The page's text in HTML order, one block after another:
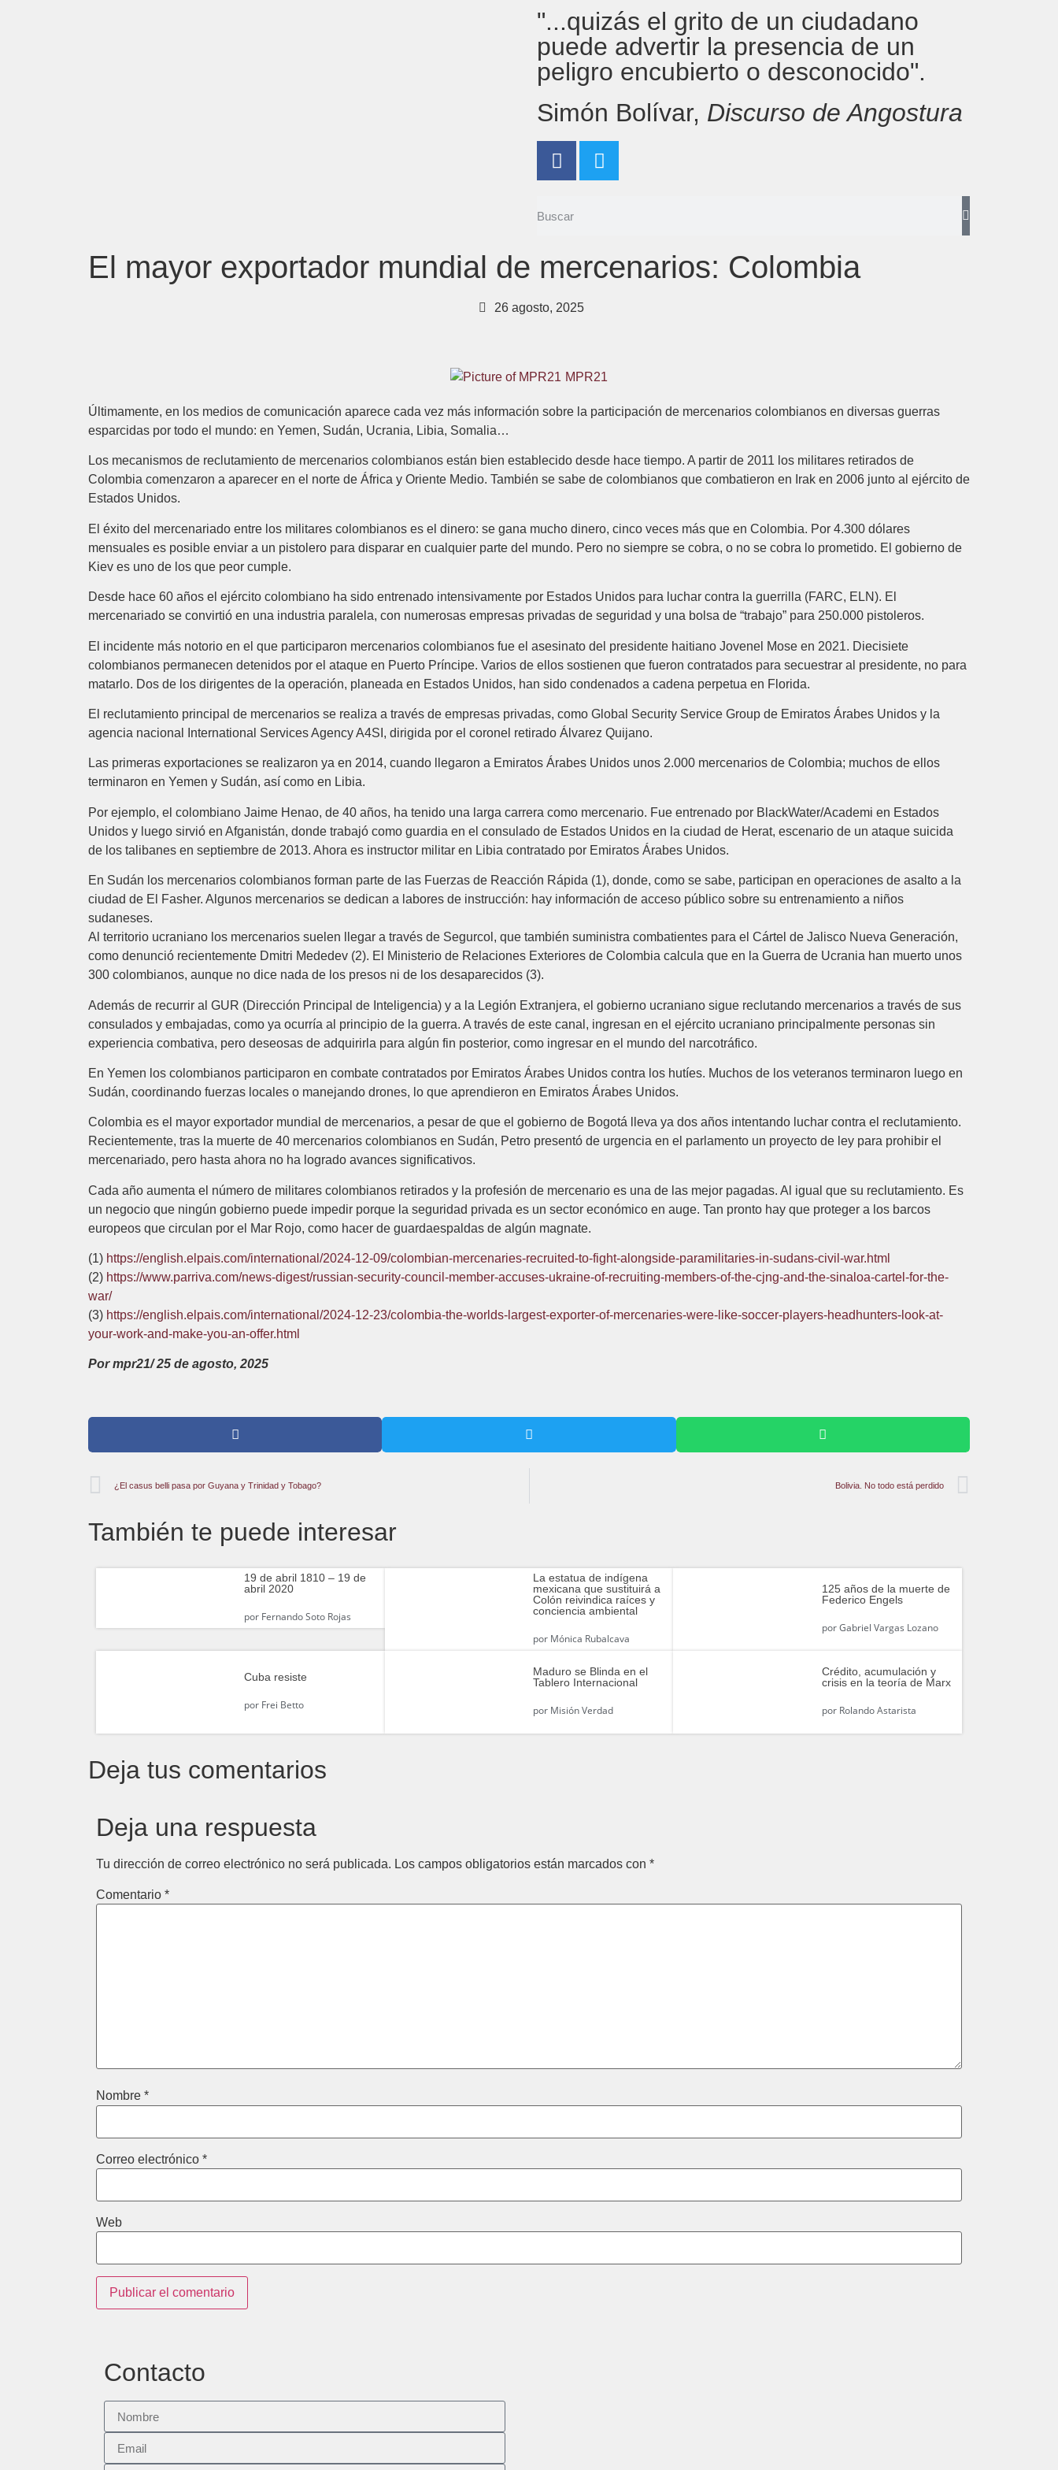
"...quizás el grito de un ciudadano
puede advertir la presencia de un
peligro encubierto o desconocido".
Simón Bolívar, Discurso de Angostura
El mayor exportador mundial de mercenarios: Colombia
26 agosto, 2025
MPR21
Últimamente, en los medios de comunicación aparece cada vez más información sobre la participación de mercenarios colombianos en diversas guerras
esparcidas por todo el mundo: en Yemen, Sudán, Ucrania, Libia, Somalia…
Los mecanismos de reclutamiento de mercenarios colombianos están bien establecido desde hace tiempo. A partir de 2011 los militares retirados de
Colombia comenzaron a aparecer en el norte de África y Oriente Medio. También se sabe de colombianos que combatieron en Irak en 2006 junto al ejército de
Estados Unidos.
El éxito del mercenariado entre los militares colombianos es el dinero: se gana mucho dinero, cinco veces más que en Colombia. Por 4.300 dólares
mensuales es posible enviar a un pistolero para disparar en cualquier parte del mundo. Pero no siempre se cobra, o no se cobra lo prometido. El gobierno de
Kiev es uno de los que peor cumple.
Desde hace 60 años el ejército colombiano ha sido entrenado intensivamente por Estados Unidos para luchar contra la guerrilla (FARC, ELN). El
mercenariado se convirtió en una industria paralela, con numerosas empresas privadas de seguridad y una bolsa de “trabajo” para 250.000 pistoleros.
El incidente más notorio en el que participaron mercenarios colombianos fue el asesinato del presidente haitiano Jovenel Mose en 2021. Diecisiete
colombianos permanecen detenidos por el ataque en Puerto Príncipe. Varios de ellos sostienen que fueron contratados para secuestrar al presidente, no para
matarlo. Dos de los dirigentes de la operación, planeada en Estados Unidos, han sido condenados a cadena perpetua en Florida.
El reclutamiento principal de mercenarios se realiza a través de empresas privadas, como Global Security Service Group de Emiratos Árabes Unidos y la
agencia nacional International Services Agency A4SI, dirigida por el coronel retirado Álvarez Quijano.
Las primeras exportaciones se realizaron ya en 2014, cuando llegaron a Emiratos Árabes Unidos unos 2.000 mercenarios de Colombia; muchos de ellos
terminaron en Yemen y Sudán, así como en Libia.
Por ejemplo, el colombiano Jaime Henao, de 40 años, ha tenido una larga carrera como mercenario. Fue entrenado por BlackWater/Academi en Estados
Unidos y luego sirvió en Afganistán, donde trabajó como guardia en el consulado de Estados Unidos en la ciudad de Herat, escenario de un ataque suicida
de los talibanes en septiembre de 2013. Ahora es instructor militar en Libia contratado por Emiratos Árabes Unidos.
En Sudán los mercenarios colombianos forman parte de las Fuerzas de Reacción Rápida (1), donde, como se sabe, participan en operaciones de asalto a la
ciudad de El Fasher. Algunos mercenarios se dedican a labores de instrucción: hay información de acceso público sobre su entrenamiento a niños
sudaneses.
Al territorio ucraniano los mercenarios suelen llegar a través de Segurcol, que también suministra combatientes para el Cártel de Jalisco Nueva Generación,
como denunció recientemente Dmitri Mededev (2). El Ministerio de Relaciones Exteriores de Colombia calcula que en la Guerra de Ucrania han muerto unos
300 colombianos, aunque no dice nada de los presos ni de los desaparecidos (3).
Además de recurrir al GUR (Dirección Principal de Inteligencia) y a la Legión Extranjera, el gobierno ucraniano sigue reclutando mercenarios a través de sus
consulados y embajadas, como ya ocurría al principio de la guerra. A través de este canal, ingresan en el ejército ucraniano principalmente personas sin
experiencia combativa, pero deseosas de adquirirla para algún fin posterior, como ingresar en el mundo del narcotráfico.
En Yemen los colombianos participaron en combate contratados por Emiratos Árabes Unidos contra los hutíes. Muchos de los veteranos terminaron luego en
Sudán, coordinando fuerzas locales o manejando drones, lo que aprendieron en Emiratos Árabes Unidos.
Colombia es el mayor exportador mundial de mercenarios, a pesar de que el gobierno de Bogotá lleva ya dos años intentando luchar contra el reclutamiento.
Recientemente, tras la muerte de 40 mercenarios colombianos en Sudán, Petro presentó de urgencia en el parlamento un proyecto de ley para prohibir el
mercenariado, pero hasta ahora no ha logrado avances significativos.
Cada año aumenta el número de militares colombianos retirados y la profesión de mercenario es una de las mejor pagadas. Al igual que su reclutamiento. Es
un negocio que ningún gobierno puede impedir porque la seguridad privada es un sector económico en auge. Tan pronto hay que proteger a los barcos
europeos que circulan por el Mar Rojo, como hacer de guardaespaldas de algún magnate.
(1) https://english.elpais.com/international/2024-12-09/colombian-mercenaries-recruited-to-fight-alongside-paramilitaries-in-sudans-civil-war.html
(2) https://www.parriva.com/news-digest/russian-security-council-member-accuses-ukraine-of-recruiting-members-of-the-cjng-and-the-sinaloa-cartel-for-the-
war/
(3) https://english.elpais.com/international/2024-12-23/colombia-the-worlds-largest-exporter-of-mercenaries-were-like-soccer-players-headhunters-look-at-
your-work-and-make-you-an-offer.html
Por mpr21/ 25 de agosto, 2025
¿El casus belli pasa por Guyana y Trinidad y Tobago? Bolivia. No todo está perdido
También te puede interesar
19 de abril 1810 – 19 de
abril 2020
por Fernando Soto Rojas
La estatua de indígena
mexicana que sustituirá a
Colón reivindica raíces y
conciencia ambiental
porMónica Rubalcava
125 años de la muerte de
Federico Engels
porGabriel Vargas Lozano
Cuba resiste
por Frei Betto
Maduro se Blinda en el
Tablero Internacional
porMisión Verdad
Crédito, acumulación y
crisis en la teoría de Marx
porRolando Astarista
Deja tus comentarios
Deja una respuesta
Tu dirección de correo electrónico no será publicada. Los campos obligatorios están marcados con *
Comentario *
Nombre *
Correo electrónico *
Web
Contacto